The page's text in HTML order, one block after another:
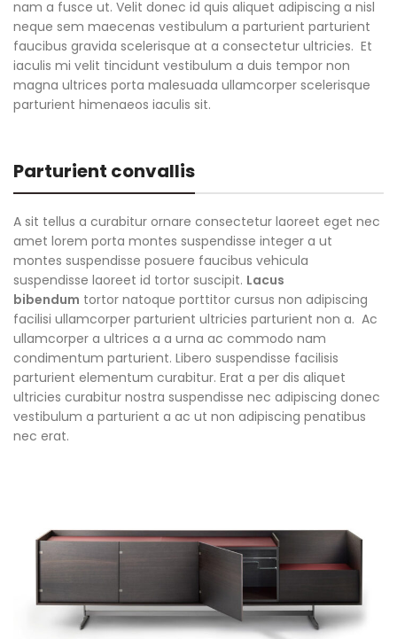
nam a fusce ut. Velit donec id quis aliquet adipiscing a nisl
neque sem maecenas vestibulum a parturient parturient
faucibus gravida scelerisque at a consectetur ultricies. Et
iaculis mi velit tincidunt vestibulum a duis tempor non
magna ultrices porta malesuada ullamcorper scelerisque
parturient himenaeos iaculis sit.
Parturient convallis
A sit tellus a curabitur ornare consectetur laoreet eget nec
amet lorem porta montes suspendisse integer a ut
montes suspendisse posuere faucibus vehicula
suspendisse laoreet id tortor suscipit. Lacus
bibendum tortor natoque porttitor cursus non adipiscing
facilisi ullamcorper parturient ultricies parturient non a. Ac
ullamcorper a ultrices a a urna ac commodo nam
condimentum parturient. Libero suspendisse facilisis
parturient elementum curabitur. Erat a per dis aliquet
ultricies curabitur nostra suspendisse nec adipiscing donec
vestibulum a parturient a ac ut non adipiscing penatibus
nec erat.